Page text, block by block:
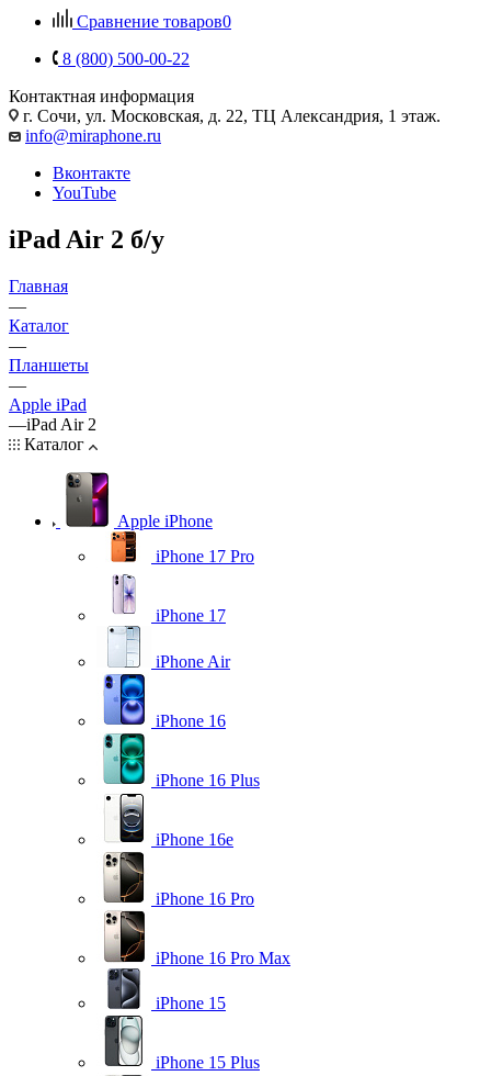
Сравнение товаров0
8 (800) 500-00-22
Контактная информация
г. Сочи, ул. Московская, д. 22, ТЦ Александрия, 1 этаж.
info@miraphone.ru
Вконтакте
YouTube
iPad Air 2 б/у
Главная
—
Каталог
—
Планшеты
—
Apple iPad
—iPad Air 2
Каталог
Apple iPhone
iPhone 17 Pro
iPhone 17
iPhone Air
iPhone 16
iPhone 16 Plus
iPhone 16e
iPhone 16 Pro
iPhone 16 Pro Max
iPhone 15
iPhone 15 Plus